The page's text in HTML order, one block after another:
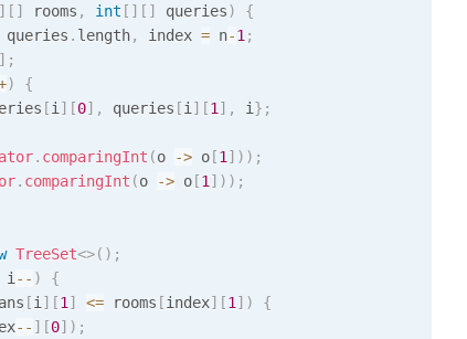
] [ ] rooms , int [ ] [ ] queries)
{
. length, index = n-1 ;
] ;
)
{
[i ] [0] , queries [i ] [1 ] , i } ;
. comparingInt (o -> o[1 ] ) ) ;
. comparingInt (o -> o[1 ] ) ) ;
TreeSet<>( ) ;
i -- )
{
[i ] [1 ] <= rooms [index] [1 ] )
{
-- ] [0] ) ;